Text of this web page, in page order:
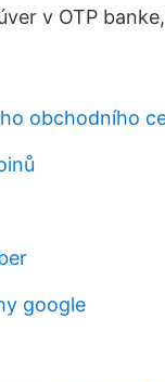
v OTP
obchodního
google